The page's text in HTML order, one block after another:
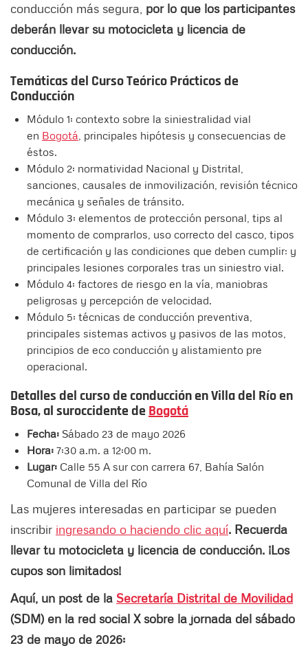
conducción más segura, por lo que los participantes
deberán llevar su motocicleta y licencia de
conducción.
Temáticas del Curso Teórico Prácticos de
Conducción
Módulo 1: contexto sobre la siniestralidad vial
en Bogotá, principales hipótesis y consecuencias de
éstos.
Módulo 2: normatividad Nacional y Distrital,
sanciones, causales de inmovilización, revisión técnico
mecánica y señales de tránsito.
Módulo 3: elementos de protección personal, tips al
momento de comprarlos, uso correcto del casco, tipos
de certificación y las condiciones que deben cumplir; y
principales lesiones corporales tras un siniestro vial.
Módulo 4: factores de riesgo en la vía, maniobras
peligrosas y percepción de velocidad.
Módulo 5: técnicas de conducción preventiva,
principales sistemas activos y pasivos de las motos,
principios de eco conducción y alistamiento pre
operacional.
Detalles del curso de conducción en Villa del Río en
Bosa, al suroccidente de Bogotá
Fecha: Sábado 23 de mayo 2026
Hora: 7:30 a.m. a 12:00 m.
Lugar: Calle 55 A sur con carrera 67, Bahía Salón
Comunal de Villa del Río
Las mujeres interesadas en participar se pueden
inscribir ingresando o haciendo clic aquí. Recuerda
llevar tu motocicleta y licencia de conducción. ¡Los
cupos son limitados!
Aquí, un post de la Secretaría Distrital de Movilidad
(SDM) en la red social X sobre la jornada del sábado
23 de mayo de 2026: